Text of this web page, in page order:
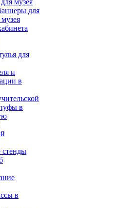
музея
для
для
и
в
в
стенды
в